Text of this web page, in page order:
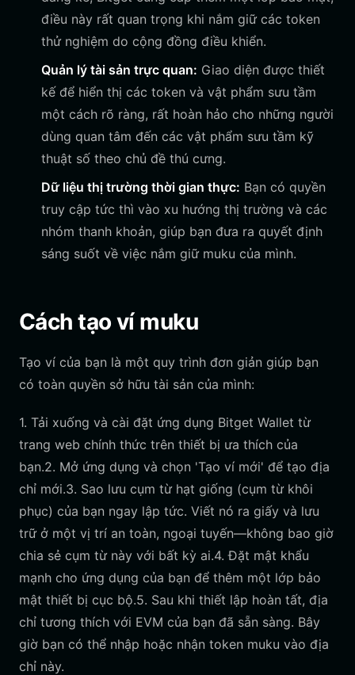
điều này rất quan trọng khi nắm giữ các token
thử nghiệm do cộng đồng điều khiển.
Quản lý tài sản trực quan: Giao diện được thiết
kế để hiển thị các token và vật phẩm sưu tầm
một cách rõ ràng, rất hoàn hảo cho những người
dùng quan tâm đến các vật phẩm sưu tầm kỹ
thuật số theo chủ đề thú cưng.
Dữ liệu thị trường thời gian thực: Bạn có quyền
truy cập tức thì vào xu hướng thị trường và các
nhóm thanh khoản, giúp bạn đưa ra quyết định
sáng suốt về việc nắm giữ muku của mình.
Cách tạo ví muku
Tạo ví của bạn là một quy trình đơn giản giúp bạn
có toàn quyền sở hữu tài sản của mình:
1. Tải xuống và cài đặt ứng dụng Bitget Wallet từ
trang web chính thức trên thiết bị ưa thích của
bạn.2. Mở ứng dụng và chọn 'Tạo ví mới' để tạo địa
chỉ mới.3. Sao lưu cụm từ hạt giống (cụm từ khôi
phục) của bạn ngay lập tức. Viết nó ra giấy và lưu
trữ ở một vị trí an toàn, ngoại tuyến—không bao giờ
chia sẻ cụm từ này với bất kỳ ai.4. Đặt mật khẩu
mạnh cho ứng dụng của bạn để thêm một lớp bảo
mật thiết bị cục bộ.5. Sau khi thiết lập hoàn tất, địa
chỉ tương thích với EVM của bạn đã sẵn sàng. Bây
giờ bạn có thể nhập hoặc nhận token muku vào địa
chỉ này.